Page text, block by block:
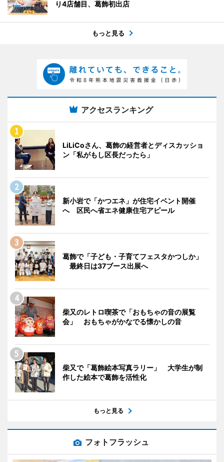
り4店舗目、葛飾初出店
もっと見る
アクセスランキング
LiLiCoさん、葛飾の経営者とディスカッショ
ン「私がもし区長だったら」
新小岩で「かつエネ」が住宅イベント開催
へ 区民へ省エネ健康住宅アピール
葛飾で「子ども・子育てフェスタかつしか」
最終日は37ブース出展へ
柴又のレトロ喫茶で「おもちゃの音の展覧
会」 おもちゃがかなでる懐かしの音
柴又で「葛飾絵本写真ラリー」 大学生が制
作した絵本で葛飾を活性化
もっと見る
フォトフラッシュ